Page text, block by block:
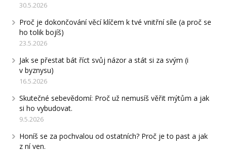
30.5.2026
Proč je dokončování věcí klíčem k tvé vnitřní síle (a proč se
ho tolik bojíš)
23.5.2026
Jak se přestat bát říct svůj názor a stát si za svým (i
v byznysu)
16.5.2026
Skutečné sebevědomí: Proč už nemusíš věřit mýtům a jak
si ho vybudovat.
9.5.2026
Honíš se za pochvalou od ostatních? Proč je to past a jak
z ní ven.